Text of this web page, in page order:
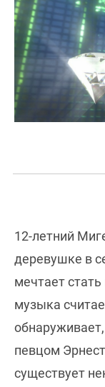
12-летний
деревушке в
мечтает
музыка
певцом
существует